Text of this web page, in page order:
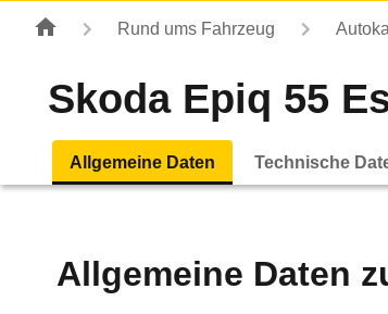
Rund ums Fahrzeug
Skoda Epiq 55
Allgemeine Daten Technische
Allgemeine Daten